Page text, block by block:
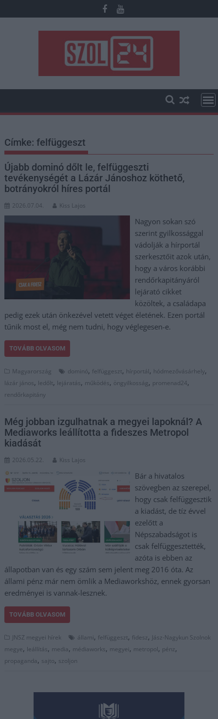
to
Címke:felfüggeszt
Újabb dominó dőlt le, felfüggeszti
tevékenységét a Lázár Jánoshoz köthető,
botrányokról híres portál
2026.07.04. Kiss Lajos
Nagyon sokan szó
szerint gyilkossággal
vádolják a hírportál
szerkesztőit azok után,
hogy a város korábbi
rendőrkapitányáról
lejárató cikket
közöltek, a családapa
pedig ezek után önkezével vetett véget életének. Ezen portál
tűnik most el, még nem tudni, hogy véglegesen-e.
TOVÁBB OLVASOM
Magyarország dominó, felfüggeszt, hírportál, hódmezővásárhely,
lázár jános, ledőlt, lejáratás, működés, öngyilkosság, promenad24,
rendőrkapitány
Még jobban izgulhatnak a megyei lapoknál? A
Mediaworks leállította a fideszes Metropol
kiadását
2026.05.22. Kiss Lajos
Bár a hivatalos
szövegben az szerepel,
hogy csak felfüggesztik
a kiadást, de tíz évvel
ezelőtt a
Népszabadságot is
csak felfüggesztették,
azóta is ebben az
állapotban van és egy szám sem jelent meg 2016 óta. Az
állami pénz már nem ömlik a Mediaworkshöz, ennek gyorsan
eredményei is vannak-lesznek.
TOVÁBB OLVASOM
JNSZ megyei hírek állami, felfüggeszt, fidesz, Jász-Nagykun Szolnok
megye, leállítás, media, médiaworks, megyei, metropol, pénz,
propaganda, sajto, szoljon